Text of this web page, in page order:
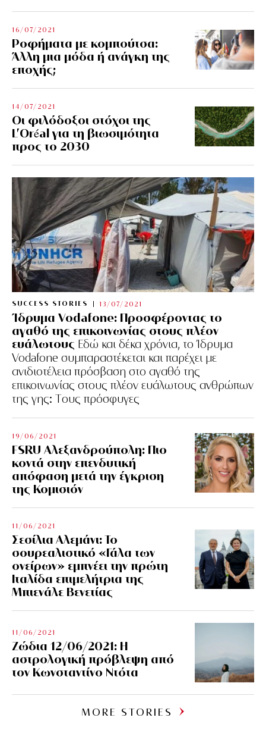
16/07/2021
Ροφήματα με κομπούτσα:
Άλλη μια μόδα ή ανάγκη της
εποχής;
14/07/2021
Οι φιλόδοξοι στόχοι της
L’Oréal για τη βιωσιμότητα
προς το 2030
SUCCESS STORIES 13/07/2021
Ίδρυμα Vodafone: Προσφέροντας το
αγαθό της επικοινωνίας στους πλέον
ευάλωτους Εδώ και δέκα χρόνια, το Ίδρυμα
Vodafone συμπαραστέκεται και παρέχει με
ανιδιοτέλεια πρόσβαση στο αγαθό της
επικοινωνίας στους πλέον ευάλωτους ανθρώπων
της γης: Tους πρόσφυγες
19/06/2021
FSRU Αλεξανδρούπολη: Πιο
κοντά στην επενδυτική
απόφαση μετά την έγκριση
της Κομισιόν
11/06/2021
Σεσίλια Αλεμάνι: Το
σουρεαλιστικό «Γάλα των
ονείρων» εμπνέει την πρώτη
Ιταλίδα επιμελήτρια της
Μπιενάλε Βενετίας
11/06/2021
Ζώδια 12/06/2021: Η
αστρολογική πρόβλεψη από
τον Κωνσταντίνο Ντότα
MORE STORIES